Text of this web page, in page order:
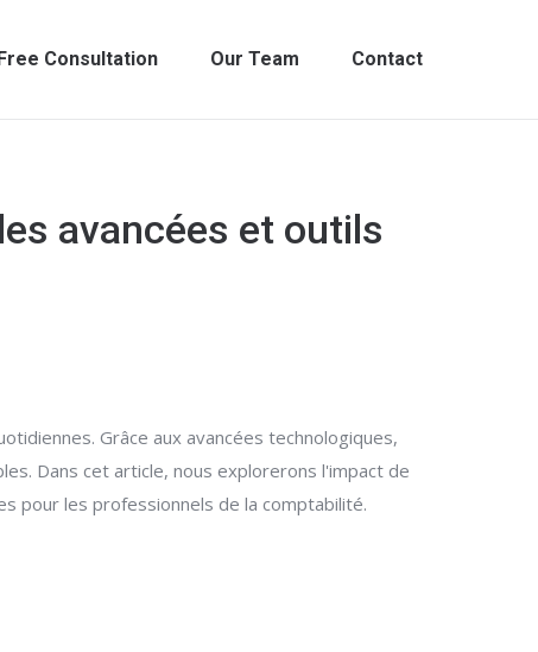
Consultation Our Team Contact
avancées et outils
Grâce aux avancées technologiques,
Dans cet article, nous explorerons l'impact de
pour les professionnels de la comptabilité.